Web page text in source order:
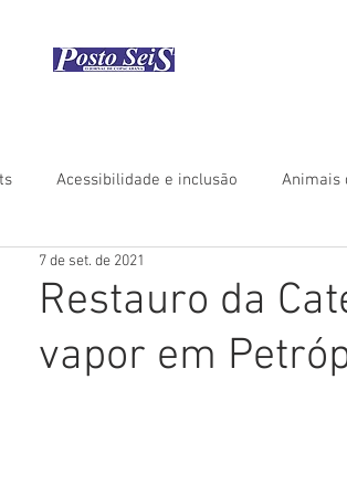
Acessibilidade e inclusão Animais
"Rio Histórico"
"Turismo" - América do Norte Coluna
Restauro da
vapor em
7 de set. de 2021